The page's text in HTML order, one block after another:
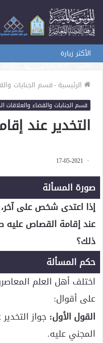
الأكثر زيارة
الرئيسية-قسم الجنايات
قسم الجنايات والقضاء والعلاقات
التخدير عند
17-05-2021
صورة المسألة
إذا اعتدى شخص على
عند إقامة القصاص
ذلك؟
حكم المسألة
اختلف أهل العلم
على أقوال:
القول الأول: جواز
المجني عليه.